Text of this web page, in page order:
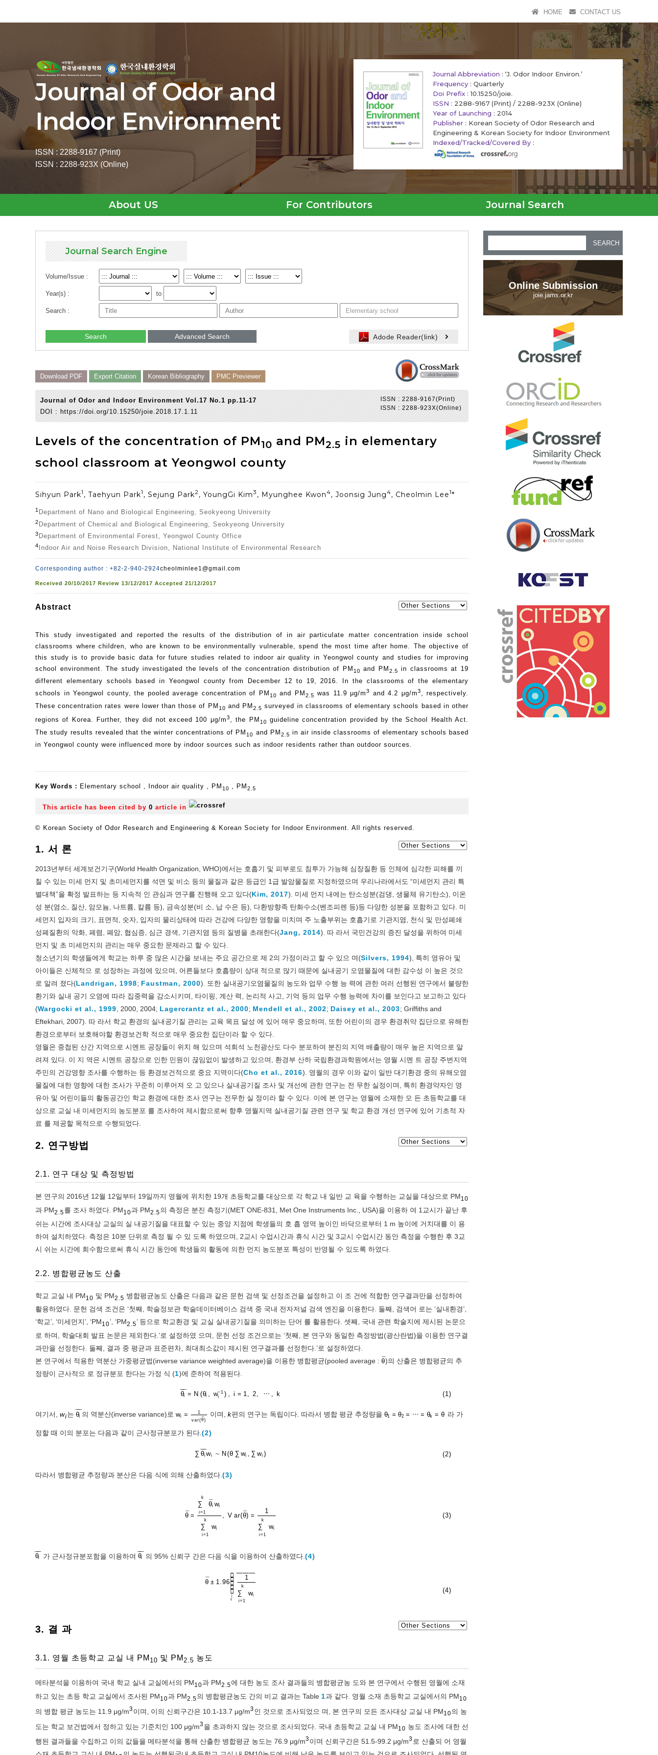
HOME CONTACT US
Journal of Odor and
Indoor Environment
ISSN : 2288-9167 (Print)
ISSN : 2288-923X (Online)
Journal Abbreviation : ‘J. Odor Indoor Environ.’
Frequency : Quarterly
Doi Prefix : 10.15250/joie.
ISSN : 2288-9167 (Print) / 2288-923X (Online)
Year of Launching : 2014
Publisher : Korean Society of Odor Research and
Engineering & Korean Society for Indoor Environment
Indexed/Tracked/Covered By :
About US For Contributors Journal Search
Journal Search Engine
Volume/Issue :
Year(s) : to
Search :
Search Advanced Search Adode Reader(link)
Download PDF Export Citation Korean Bibliography PMC Previewer
ISSN : 2288-9167(Print)
ISSN : 2288-923X(Online)
Journal of Odor and Indoor Environment Vol.17 No.1 pp.11-17
DOI : https://doi.org/10.15250/joie.2018.17.1.11
Levels of the concentration of PM10 and PM2.5 in elementary
school classroom at Yeongwol county
Sihyun Park1 , Taehyun Park1 , Sejung Park2 , YoungGi Kim3 , Myunghee Kwon4, Joonsig Jung4, Cheolmin Lee1*
1 Department of Nano and Biological Engineering, Seokyeong University
2 Department of Chemical and Biological Engineering, Seokyeong University
3 Department of Environmental Forest, Yeongwol County Office
4 Indoor Air and Noise Research Division, National Institute of Environmental Research
Corresponding author : +82-2-940-2924cheolminlee1@gmail.com
Received 20/10/2017 Review 13/12/2017 Accepted 21/12/2017
Abstract
This study investigated and reported the results of the distribution of in air particulate matter concentration inside school
classrooms where children, who are known to be environmentally vulnerable, spend the most time after home. The objective of
this study is to provide basic data for future studies related to indoor air quality in Yeongwol county and studies for improving
school environment. The study investigated the levels of the concentration distribution of PM 10 and PM 2.5 in classrooms at 19
different elementary schools based in Yeongwol county from December 12 to 19, 2016. In the classrooms of the elementary
schools in Yeongwol county, the pooled average concentration of PM 10 and PM 2.5 was 11.9 μg/m3 and 4.2 μg/m3, respectively.
These concentration rates were lower than those of PM 10 and PM2.5 surveyed in classrooms of elementary schools based in other
regions of Korea. Further, they did not exceed 100 μg/m3, the PM 10 guideline concentration provided by the School Health Act.
The study results revealed that the winter concentrations of PM 10 and PM 2.5 in air inside classrooms of elementary schools based
in Yeongwol county were influenced more by indoor sources such as indoor residents rather than outdoor sources.
Key Words : Elementary school , Indoor air quality , PM 10 , PM 2.5
This article has been cited by 0 article in
© Korean Society of Odor Research and Engineering & Korean Society for Indoor Environment. All rights reserved.
1. 서 론
2013년부터 세계보건기구(World Health Organization, WHO)에서는 호흡기 및 피부로도 침투가 가능해 심장질환 등 인체에 심각한 피해를 끼
칠 수 있는 미세 먼지 및 초미세먼지를 석면 및 비소 등의 물질과 같은 등급인 1급 발암물질로 지정하였으며 우리나라에서도 “미세먼지 관리 특
별대책”을 확정 발표하는 등 지속적 인 관심과 연구를 진행해 오고 있다(Kim, 2017). 미세 먼지 내에는 탄소성분(검댕, 생물체 유기탄소), 이온
성 분(염소, 질산, 암모늄, 나트륨, 칼륨 등), 금속성분(비 소, 납 수은 등), 다환방향족 탄화수소(벤조피렌 등)등 다양한 성분을 포함하고 있다. 미
세먼지 입자의 크기, 표면적, 숫자, 입자의 물리상태에 따라 건강에 다양한 영향을 미치며 주 노출부위는 호흡기로 기관지염, 천식 및 만성폐쇄
성폐질환의 악화, 폐렴, 폐암, 협심증, 심근 경색, 기관지염 등의 질병을 초래한다(Jang, 2014). 따 라서 국민건강의 증진 달성을 위하여 미세
먼지 및 초 미세먼지의 관리는 매우 중요한 문제라고 할 수 있다.
청소년기의 학생들에게 학교는 하루 중 많은 시간을 보내는 주요 공간으로 제 2의 가정이라고 할 수 있으 며(Silvers, 1994), 특히 영유아 및
아이들은 신체적으 로 성장하는 과정에 있으며, 어른들보다 호흡량이 상대 적으로 많기 때문에 실내공기 오염물질에 대한 감수성 이 높은 것으
로 알려 졌다(Landrigan, 1998; Faustman, 2000). 또한 실내공기오염물질의 농도와 업무 수행 능 력에 관한 여러 선행된 연구에서 불량한
환기와 실내 공기 오염에 따라 집중력을 감소시키며, 타이핑, 계산 력, 논리적 사고, 기억 등의 업무 수행 능력에 차이를 보인다고 보고하고 있다
(Wargocki et al., 1999 , 2000, 2004; Lagercrantz et al., 2000; Mendell et al., 2002; Daisey et al., 2003; Griffiths and
Eftekhari, 2007). 따 라서 학교 환경의 실내공기질 관리는 교육 목표 달성 에 있어 매우 중요하며, 또한 어린이의 경우 환경취약 집단으로 유해한
환경으로부터 보호해야할 환경보건학 적으로 매우 중요한 집단이라 할 수 있다.
영월은 중첩된 산간 지역으로 시멘트 공장들이 위치 해 있으며 석회석 노천광산도 다수 분포하여 분진의 지역 배출량이 매우 높은 지역으로 알
려져 있다. 이 지 역은 시멘트 공장으로 인한 민원이 끊임없이 발생하고 있으며, 환경부 산하 국립환경과학원에서는 영월 시멘 트 공장 주변지역
주민의 건강영향 조사를 수행하는 등 환경보건적으로 중요 지역이다(Cho et al., 2016). 영월의 경우 이와 같이 일반 대기환경 중의 유해오염
물질에 대한 영향에 대한 조사가 꾸준히 이루어져 오 고 있으나 실내공기질 조사 및 개선에 관한 연구는 전 무한 실정이며, 특히 환경약자인 영
유아 및 어린이들의 활동공간인 학교 환경에 대한 조사 연구는 전무한 실 정이라 할 수 있다. 이에 본 연구는 영월에 소재한 모 든 초등학교를 대
상으로 교실 내 미세먼지의 농도분포 를 조사하여 제시함으로써 향후 영월지역 실내공기질 관련 연구 및 학교 환경 개선 연구에 있어 기초적 자
료 를 제공할 목적으로 수행되었다.
2. 연구방법
2.1. 연구 대상 및 측정방법
본 연구의 2016년 12월 12일부터 19일까지 영월에 위치한 19개 초등학교를 대상으로 각 학교 내 일반 교 육을 수행하는 교실을 대상으로 PM10
과 PM2.5를 조사 하였다. PM10과 PM2.5의 측정은 분진 측정기(MET ONE-831, Met One Instruments Inc., USA)을 이용하 여 1교시가 끝난 후
쉬는 시간에 조사대상 교실의 실 내공기질을 대표할 수 있는 중앙 지점에 학생들의 호 흡 영역 높이인 바닥으로부터 1 m 높이에 거치대를 이 용
하여 설치하였다. 측정은 10분 단위로 측정 될 수 있 도록 하였으며, 2교시 수업시간과 휴식 시간 및 3교시 수업시간 동안 측정을 수행한 후 3교
시 쉬는 시간에 회수함으로써 휴식 시간 동안에 학생들의 활동에 의한 먼지 농도분포 특성이 반영될 수 있도록 하였다.
2.2. 병합평균농도 산출
학교 교실 내 PM10 및 PM2.5 병합평균농도 산출은 다음과 같은 문헌 검색 및 선정조건을 설정하고 이 조 건에 적합한 연구결과만을 선정하여
활용하였다. 문헌 검색 조건은 ‘첫째, 학술정보관 학술데이터베이스 검색 중 국내 전자저널 검색 엔진을 이용한다. 둘째, 검색어 로는 ‘실내환경’,
‘학교’, ‘미세먼지’, ‘PM10’, ‘PM2.5’ 등으로 학교환경 및 교실 실내공기질을 의미하는 단어 를 활용한다. 셋째, 국내 관련 학술지에 제시된 논문으
로 하며, 학술대회 발표 논문은 제외한다.’로 설정하였 으며, 문헌 선정 조건으로는 ‘첫째, 본 연구와 동일한 측정방법(광산란법)을 이용한 연구결
과만을 선정한다. 둘째, 결과 중 평균과 표준편차, 최대최소값이 제시된 연구결과를 선정한다.’로 설정하였다.
본 연구에서 적용한 역분산 가중평균법(inverse variance weighted average)을 이용한 병합평균(pooled average : θ
¯)의 산출은 병합평균의 추
정량이 근사적으 로 정규분포 한다는 가정 식 (1)에 준하여 적용된다.
θi
¯¯
¯ = N (θi , w−1
i
) , i = 1, 2, ⋯ , k (1)
여기서, wi는 θi
¯¯
¯ 의 역분산(inverse variance)로 wi =
1
var(θ
¯)
이며, k편의 연구는 독립이다. 따라서 병합 평균 추정량을 θ1 = θ2 = ⋯ = θk = θ 라 가
정할 때 이의 분포는 다음과 같이 근사정규분포가 된다.(2)
∑ θi
¯¯
¯wi ∼ N (θ ∑ wi , ∑ wi) (2)
따라서 병합평균 추정량과 분산은 다음 식에 의해 산출하였다. (3)
θ
¯=
∑
i=1
k
θ
¯i wi
∑
i=1
k
wi
, V ar(θ
¯) =
1
∑
i=1
k
wi
(3)
θi
¯¯
¯ 가 근사정규분포함을 이용하여 θi
¯¯
¯ 의 95% 신뢰구 간은 다음 식을 이용하여 산출하였다.(4)
θ
¯± 1.96
1
∑
i=1
k
wi
− −
−−−−

⎷



 (4)
3. 결 과
3.1. 영월 초등학교 교실 내 PM 10 및 PM 2.5 농도
메타분석을 이용하여 국내 학교 실내 교실에서의 PM10과 PM2.5에 대한 농도 조사 결과들의 병합평균농 도와 본 연구에서 수행된 영월에 소재
하고 있는 초등 학교 교실에서 조사된 PM10과 PM2.5의 병합평균농도 간의 비교 결과는 Table 1과 같다. 영월 소재 초등학교 교실에서의 PM10
의 병합 평균 농도는 11.9 μg/m3이며, 이의 신뢰구간은 10.1-13.7 μg/m3인 것으로 조사되었으 며, 본 연구의 모든 조사대상 교실 내 PM10의 농
도는 학교 보건법에서 정하고 있는 기준치인 100 μg/m3을 초과하지 않는 것으로 조사되었다. 국내 초등학교 교실 내 PM10 농도 조사에 대한 선
행된 결과들을 수집하고 이의 값들을 메타분석을 통해 산출한 병합평균 농도는 76.9 μg/m3이며 신뢰구간은 51.5-99.2 μg/m3 로 산출되 어 영월
SEARCH
Online Submission
joie.jams.or.kr